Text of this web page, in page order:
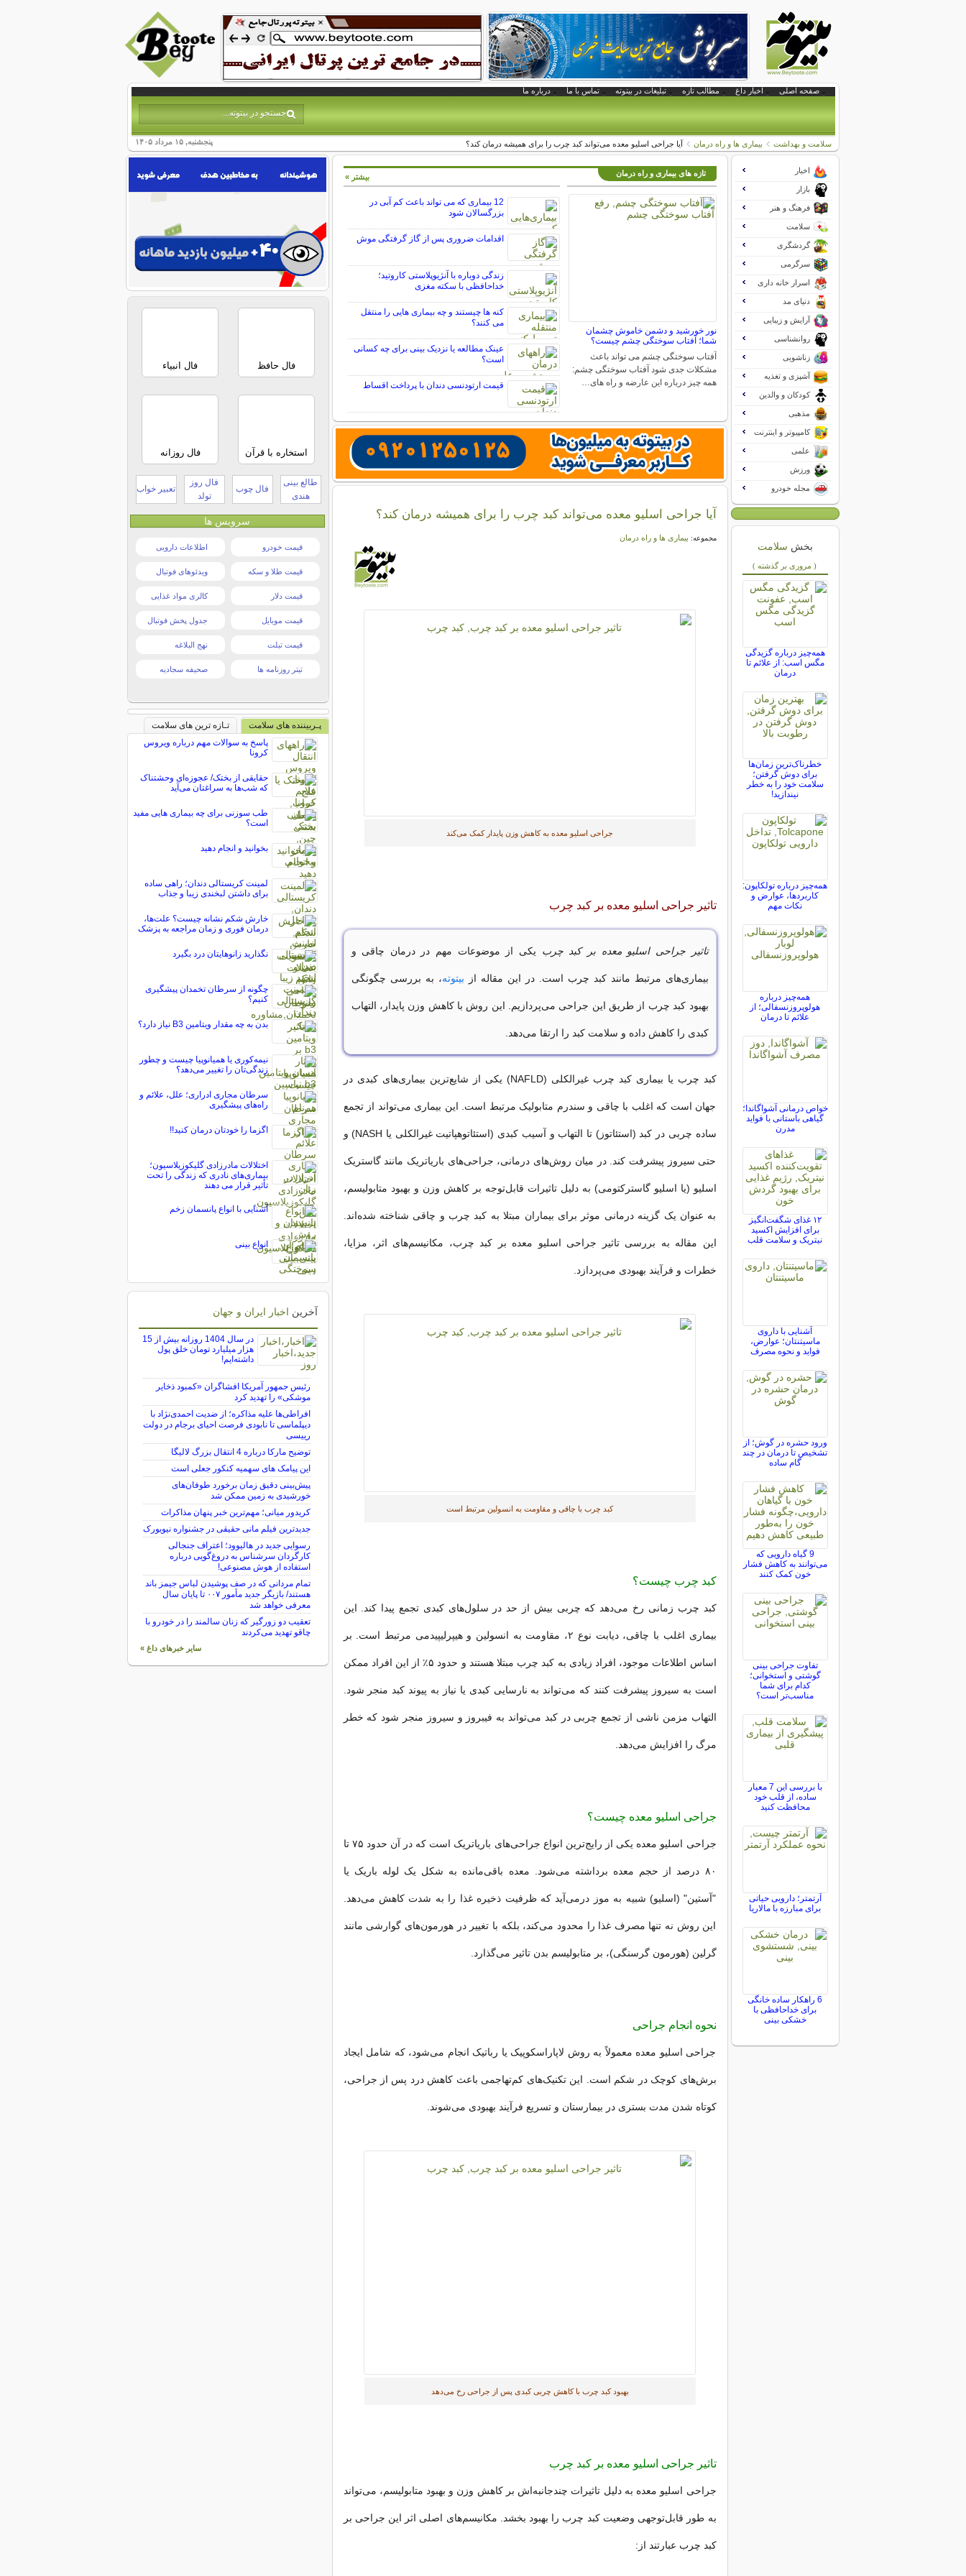
صفحه اصلی اخبار داغ مطالب تازه تبلیغات در بیتوته تماس با ما درباره ما
پنجشنبه, ۱۵ مرداد ۱۴۰۵ سلامت و بهداشت بیماری ها و راه درمان آیا جراحی اسلیو معده می‌تواند کبد چرب را برای همیشه درمان کند؟
تازه های بیماری و راه درمان
نور خورشید و دشمن خاموش چشمان
شما؛ آفتاب سوختگی چشم چیست؟
آفتاب سوختگی چشم می تواند باعث
مشکلات جدی شود آفتاب سوختگی چشم:
همه چیز درباره این عارضه و راه های…
12 بیماری که می تواند باعث کم آبی در
بزرگسالان شود
اقدامات ضروری پس از گاز گرفتگی موش
زندگی دوباره با آنژیوپلاستی کاروتید؛
خداحافظی با سکته مغزی
کنه ها چیستند و چه بیماری هایی را منتقل
می کنند؟
عینک مطالعه یا نزدیک بینی برای چه کسانی
است؟
قیمت ارتودنسی دندان با پرداخت اقساط
بیشتر »
آیا جراحی اسلیو معده می‌تواند کبد چرب را برای همیشه درمان کند؟
مجموعه: بیماری ها و راه درمان
جراحی اسلیو معده به کاهش وزن پایدار کمک می‌کند
تاثیر جراحی اسلیو معده بر کبد چرب
تاثیر جراحی اسلیو معده بر کبد چرب یکی از موضوعات مهم در درمان چاقی و
بیماری‌های مرتبط مانند کبد چرب است. در این مقاله از بیتوته، به بررسی چگونگی
بهبود کبد چرب از طریق این جراحی می‌پردازیم. این روش با کاهش وزن پایدار، التهاب
کبدی را کاهش داده و سلامت کبد را ارتقا می‌دهد.
کبد چرب یا بیماری کبد چرب غیرالکلی (NAFLD) یکی از شایع‌ترین بیماری‌های کبدی در
جهان است که اغلب با چاقی و سندرم متابولیک مرتبط است. این بیماری می‌تواند از تجمع
ساده چربی در کبد (استئاتوز) تا التهاب و آسیب کبدی (استئاتوهپاتیت غیرالکلی یا NASH) و
حتی سیروز پیشرفت کند. در میان روش‌های درمانی، جراحی‌های باریاتریک مانند گاستریک
اسلیو (یا اسلیو گاسترکتومی) به دلیل تاثیرات قابل‌توجه بر کاهش وزن و بهبود متابولیسم،
به عنوان یک گزینه درمانی موثر برای بیماران مبتلا به کبد چرب و چاقی شناخته شده‌اند.
این مقاله به بررسی تاثیر جراحی اسلیو معده بر کبد چرب، مکانیسم‌های اثر، مزایا،
خطرات و فرآیند بهبودی می‌پردازد.
کبد چرب با چاقی و مقاومت به انسولین مرتبط است
کبد چرب چیست؟
کبد چرب زمانی رخ می‌دهد که چربی بیش از حد در سلول‌های کبدی تجمع پیدا کند. این
بیماری اغلب با چاقی، دیابت نوع ۲، مقاومت به انسولین و هیپرلیپیدمی مرتبط است. بر
اساس اطلاعات موجود، افراد زیادی به کبد چرب مبتلا هستند و حدود ۵٪ از این افراد ممکن
است به سیروز پیشرفت کنند که می‌تواند به نارسایی کبدی یا نیاز به پیوند کبد منجر شود.
التهاب مزمن ناشی از تجمع چربی در کبد می‌تواند به فیبروز و سیروز منجر شود که خطر
مرگ را افزایش می‌دهد.
جراحی اسلیو معده چیست؟
جراحی اسلیو معده یکی از رایج‌ترین انواع جراحی‌های باریاتریک است که در آن حدود ۷۵ تا
۸۰ درصد از حجم معده برداشته می‌شود. معده باقی‌مانده به شکل یک لوله باریک یا
"آستین" (اسلیو) شبیه به موز درمی‌آید که ظرفیت ذخیره غذا را به شدت کاهش می‌دهد.
این روش نه تنها مصرف غذا را محدود می‌کند، بلکه با تغییر در هورمون‌های گوارشی مانند
گرلین (هورمون گرسنگی)، بر متابولیسم بدن تاثیر می‌گذارد.
نحوه انجام جراحی
جراحی اسلیو معده معمولاً به روش لاپاراسکوپیک یا رباتیک انجام می‌شود، که شامل ایجاد
برش‌های کوچک در شکم است. این تکنیک‌های کم‌تهاجمی باعث کاهش درد پس از جراحی،
کوتاه شدن مدت بستری در بیمارستان و تسریع فرآیند بهبودی می‌شوند.
بهبود کبد چرب با کاهش چربی کبدی پس از جراحی رخ می‌دهد
تاثیر جراحی اسلیو معده بر کبد چرب
جراحی اسلیو معده به دلیل تاثیرات چندجانبه‌اش بر کاهش وزن و بهبود متابولیسم، می‌تواند
به طور قابل‌توجهی وضعیت کبد چرب را بهبود بخشد. مکانیسم‌های اصلی اثر این جراحی بر
کبد چرب عبارتند از:
اخبار
بازار
فرهنگ و هنر
سلامت
گردشگری
سرگرمی
اسرار خانه داری
دنیای مد
آرایش و زیبایی
روانشناسی
زناشویی
آشپزی و تغذیه
کودکان و والدین
مذهبی
کامپیوتر و اینترنت
علمی
ورزش
مجله خودرو
بخش سلامت
( مروری بر گذشته )
همه‌چیز درباره گزیدگی
مگس اسب: از علائم تا
درمان
خطرناک‌ترین زمان‌ها
برای دوش گرفتن؛
سلامت خود را به خطر
نیندازید!
همه‌چیز درباره تولکاپون:
کاربردها، عوارض و
نکات مهم
همه‌چیز درباره
هولوپروزنسفالی؛ از
علائم تا درمان
خواص درمانی آشواگاندا؛
گیاهی باستانی با فواید
مدرن
۱۲ غذای شگفت‌انگیز
برای افزایش اکسید
نیتریک و سلامت قلب
آشنایی با داروی
ماسیتنتان؛ عوارض،
فواید و نحوه مصرف
ورود حشره در گوش؛ از
تشخیص تا درمان در چند
گام ساده
9 گیاه دارویی که
می‌توانند به کاهش فشار
خون کمک کنند
تفاوت جراحی بینی
گوشتی و استخوانی؛
کدام برای شما
مناسب‌تر است؟
با بررسی این 7 معیار
ساده، از قلب خود
محافظت کنید
آرتمتر؛ دارویی حیاتی
برای مبارزه با مالاریا
6 راهکار ساده خانگی
برای خداحافظی با
خشکی بینی
فال حافظ فال انبیاء
استخاره با قرآن فال روزانه
طالع بینی
هندی
فال چوب
فال روز
تولد
تعبیر خواب
سرویس ها
قیمت خودرو اطلاعات دارویی
قیمت طلا و سکه ویدئوهای فوتبال
قیمت دلار کالری مواد غذایی
قیمت موبایل جدول پخش فوتبال
قیمت تبلت نهج البلاغه
تیتر روزنامه ها صحیفه سجادیه
پـربیننده های سلامت
تـازه ترین های سلامت
پاسخ به سوالات مهم درباره ویروس
کرونا
حقایقی از بختک/ عجوزه‌ای وحشتناک
که شب‌ها به سراغتان می‌آید
طب سوزنی برای چه بیماری هایی مفید
است؟
بخوانید و انجام دهید
لمینت کریستالی دندان؛ راهی ساده
برای داشتن لبخندی زیبا و جذاب
خارش شکم نشانه چیست؟ علت‌ها،
درمان فوری و زمان مراجعه به پزشک
نگذارید زانوهایتان درد بگیرد
چگونه از سرطان تخمدان پیشگیری
کنیم؟
بدن به چه مقدار ویتامین B3 نیاز دارد؟
نیمه‌کوری یا همیانوپیا چیست و چطور
زندگی‌تان را تغییر می‌دهد؟
سرطان مجاری ادراری؛ علل، علائم و
راه‌های پیشگیری
اگزما را خودتان درمان کنید!!
اختلالات مادرزادی گلیکوزیلاسیون؛
بیماری‌های نادری که زندگی را تحت
تأثیر قرار می دهند
آشنایی با انواع پانسمان زخم
انواع بینی
آخرین اخبار ایران و جهان
در سال 1404 روزانه بیش از 15
هزار میلیارد تومان خلق پول
داشته‌ایم!
رئیس جمهور آمریکا افشاگران «کمبود ذخایر
موشکی» را تهدید کرد
افراطی‌ها علیه مذاکره؛ از ضدیت احمدی‌نژاد با
دیپلماسی تا نابودی فرصت احیای برجام در دولت
رییسی
توضیح مارکا درباره 4 انتقال بزرگ لالیگا
این پیامک های سهمیه کنکور جعلی است
پیش‌بینی دقیق زمان برخورد طوفان‌های
خورشیدی به زمین ممکن شد
کریدور میانی؛ مهم‌ترین خبر پنهان مذاکرات
جدیدترین فیلم مانی حقیقی در جشنواره نیویورک
رسوایی جدید در هالیوود؛ اعتراف جنجالی
کارگردان سرشناس به دروغ‌گویی درباره
استفاده از هوش مصنوعی!
تمام مردانی که در صف پوشیدن لباس جیمز باند
هستند/ بازیگر جدید مأمور ۰۰۷ تا پایان سال
معرفی خواهد شد
تعقیب دو زورگیر که زنان سالمند را در خودرو با
چاقو تهدید می‌کردند
سایر خبرهای داغ »